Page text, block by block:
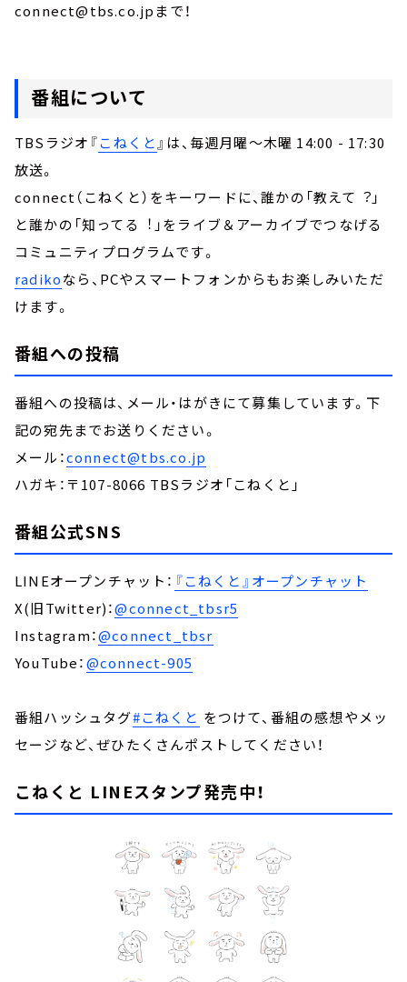
connect@tbs.co.jpまで！
番組について
TBSラジオ『こねくと』は、毎週月曜～木曜 14:00 - 17:30
放送。
connect（こねくと）をキーワードに、誰かの「教えて︖」
と誰かの「知ってる︕」をライブ＆アーカイブでつなげる
コミュニティプログラムです。
radikoなら、PCやスマートフォンからもお楽しみいただ
けます。
番組への投稿
番組への投稿は、メール・はがきにて募集しています。下
記の宛先までお送りください。
メール：connect@tbs.co.jp
ハガキ：〒107-8066 TBSラジオ「こねくと」
番組公式SNS
LINEオープンチャット： 『こねくと』オープンチャット
X(旧Twitter)：@connect_tbsr5
Instagram：@connect_tbsr
YouTube：@connect-905
番組ハッシュタグ#こねくと をつけて、番組の感想やメッ
セージなど、ぜひたくさんポストしてください！
こねくと LINEスタンプ発売中！